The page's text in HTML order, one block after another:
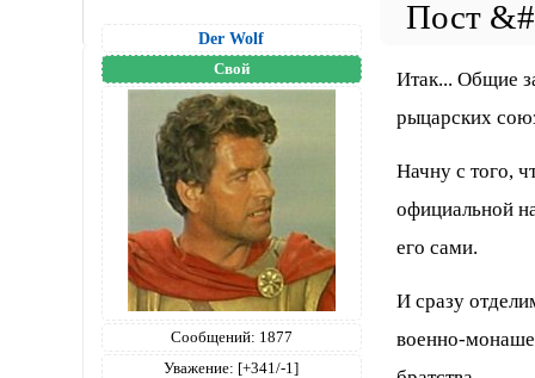
Der Wolf
Свой
Сообщений: 1877
Уважение: [+341/-1]
Итак... Общие
рыцарских
Начну с того,
официальной
его сами.
И сразу
военно-